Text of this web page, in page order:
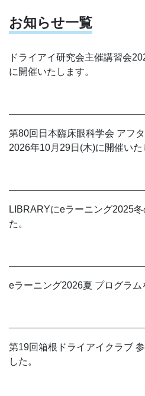
お知らせ一覧
ドライアイ研究会主催講習会
に開催いたします。
第80回日本臨床眼科学会 アフ
2026年10月29日(木)に開催いた
LIBRARYにeラーニング2025
た。
eラーニング2026夏 プログラム
第19回箱根ドライアイクラブ
した。